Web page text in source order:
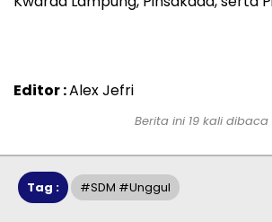
Editor :Alex Jefri
Berita ini 19 kali dibaca
Tag : #SDM #Unggul